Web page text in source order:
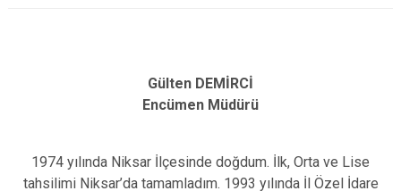
Gülten DEMİRCİ
Encümen Müdürü
1974 yılında Niksar İlçesinde doğdum. İlk, Orta ve Lise
tahsilimi Niksar’da tamamladım. 1993 yılında İl Özel İdare